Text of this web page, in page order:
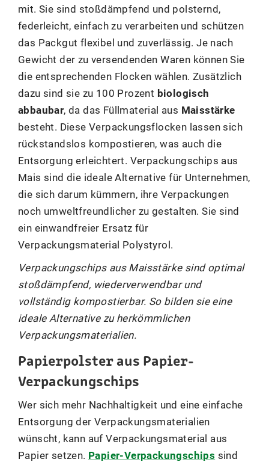
mit. Sie sind stoßdämpfend und polsternd,
federleicht, einfach zu verarbeiten und schützen
das Packgut flexibel und zuverlässig. Je nach
Gewicht der zu versendenden Waren können Sie
die entsprechenden Flocken wählen. Zusätzlich
dazu sind sie zu 100 Prozent biologisch
abbaubar, da das Füllmaterial aus Maisstärke
besteht. Diese Verpackungsflocken lassen sich
rückstandslos kompostieren, was auch die
Entsorgung erleichtert. Verpackungschips aus
Mais sind die ideale Alternative für Unternehmen,
die sich darum kümmern, ihre Verpackungen
noch umweltfreundlicher zu gestalten. Sie sind
ein einwandfreier Ersatz für
Verpackungsmaterial Polystyrol.
Verpackungschips aus Maisstärke sind optimal
stoßdämpfend, wiederverwendbar und
vollständig kompostierbar. So bilden sie eine
ideale Alternative zu herkömmlichen
Verpackungsmaterialien.
Papierpolster aus Papier-
Verpackungschips
Wer sich mehr Nachhaltigkeit und eine einfache
Entsorgung der Verpackungsmaterialien
wünscht, kann auf Verpackungsmaterial aus
Papier setzen. Papier-Verpackungschips sind